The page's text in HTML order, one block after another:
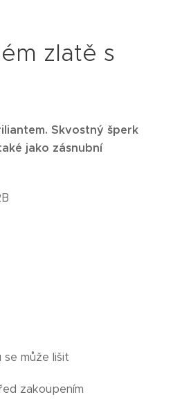
zlatě s
Skvostný šperk
jako zásnubní
se může lišit
zakoupením